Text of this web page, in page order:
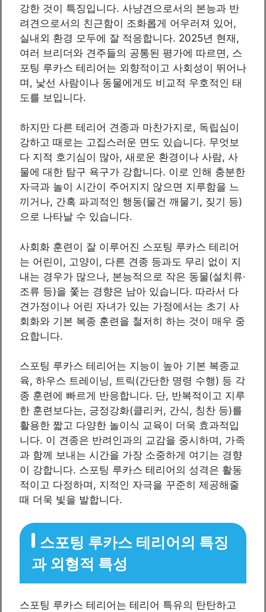
강한 것이 특징입니다. 사냥견으로서의 본능과 반
려견으로서의 친근함이 조화롭게 어우러져 있어,
실내외 환경 모두에 잘 적응합니다. 2025년 현재,
여러 브리더와 견주들의 공통된 평가에 따르면, 스
포팅 루카스 테리어는 외향적이고 사회성이 뛰어나
며, 낯선 사람이나 동물에게도 비교적 우호적인 태
도를 보입니다.
하지만 다른 테리어 견종과 마찬가지로, 독립심이
강하고 때로는 고집스러운 면도 있습니다. 무엇보
다 지적 호기심이 많아, 새로운 환경이나 사람, 사
물에 대한 탐구 욕구가 강합니다. 이로 인해 충분한
자극과 놀이 시간이 주어지지 않으면 지루함을 느
끼거나, 간혹 파괴적인 행동(물건 깨물기, 짖기 등)
으로 나타날 수 있습니다.
사회화 훈련이 잘 이루어진 스포팅 루카스 테리어
는 어린이, 고양이, 다른 견종 등과도 무리 없이 지
내는 경우가 많으나, 본능적으로 작은 동물(설치류·
조류 등)을 쫓는 경향은 남아 있습니다. 따라서 다
견가정이나 어린 자녀가 있는 가정에서는 초기 사
회화와 기본 복종 훈련을 철저히 하는 것이 매우 중
요합니다.
스포팅 루카스 테리어는 지능이 높아 기본 복종교
육, 하우스 트레이닝, 트릭(간단한 명령 수행) 등 각
종 훈련에 빠르게 반응합니다. 단, 반복적이고 지루
한 훈련보다는, 긍정강화(클리커, 간식, 칭찬 등)를
활용한 짧고 다양한 놀이식 교육이 더욱 효과적입
니다. 이 견종은 반려인과의 교감을 중시하며, 가족
과 함께 보내는 시간을 가장 소중하게 여기는 경향
이 강합니다. 스포팅 루카스 테리어의 성격은 활동
적이고 다정하며, 지적인 자극을 꾸준히 제공해줄
때 더욱 빛을 발합니다.
스포팅 루카스 테리어의 특징
과 외형적 특성
스포팅 루카스 테리어는 테리어 특유의 탄탄하고